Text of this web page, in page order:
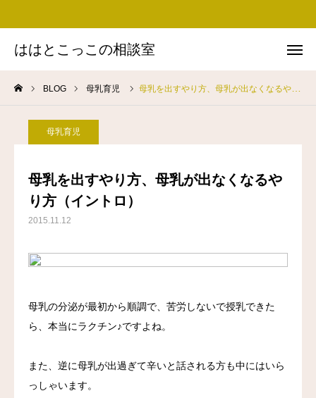
ははとこっこの相談室
BLOG 母乳育児 母乳を出すやり方、母乳が出なくなるやり方（イントロ）
母乳育児
母乳を出すやり方、母乳が出なくなるや
り方（イントロ）
2015.11.12
母乳の分泌が最初から順調で、苦労しないで授乳できた
ら、本当にラクチン♪ですよね。
また、逆に母乳が出過ぎて辛いと話される方も中にはいら
っしゃいます。
お問い合わせ Instagram
Facebook
プロフィール
講演依頼